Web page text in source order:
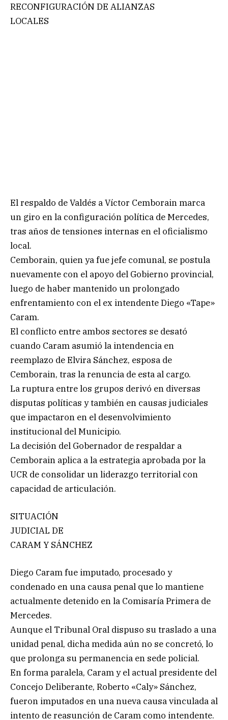
RECONFIGURACIÓN DE ALIANZAS
LOCALES
El respaldo de Valdés a Víctor Cemborain marca
un giro en la configuración política de Mercedes,
tras años de tensiones internas en el oficialismo
local.
Cemborain, quien ya fue jefe comunal, se postula
nuevamente con el apoyo del Gobierno provincial,
luego de haber mantenido un prolongado
enfrentamiento con el ex intendente Diego «Tape»
Caram.
El conflicto entre ambos sectores se desató
cuando Caram asumió la intendencia en
reemplazo de Elvira Sánchez, esposa de
Cemborain, tras la renuncia de esta al cargo.
La ruptura entre los grupos derivó en diversas
disputas políticas y también en causas judiciales
que impactaron en el desenvolvimiento
institucional del Municipio.
La decisión del Gobernador de respaldar a
Cemborain aplica a la estrategia aprobada por la
UCR de consolidar un liderazgo territorial con
capacidad de articulación.
SITUACIÓN
JUDICIAL DE
CARAM Y SÁNCHEZ
Diego Caram fue imputado, procesado y
condenado en una causa penal que lo mantiene
actualmente detenido en la Comisaría Primera de
Mercedes.
Aunque el Tribunal Oral dispuso su traslado a una
unidad penal, dicha medida aún no se concretó, lo
que prolonga su permanencia en sede policial.
En forma paralela, Caram y el actual presidente del
Concejo Deliberante, Roberto «Caly» Sánchez,
fueron imputados en una nueva causa vinculada al
intento de reasunción de Caram como intendente.